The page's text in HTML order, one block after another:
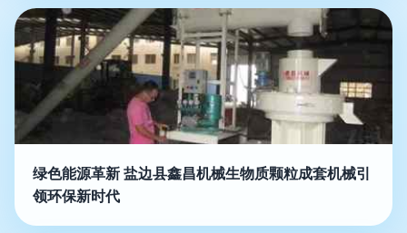
绿色能源革新 盐边县鑫昌机械生物质颗粒成套机械引
领环保新时代